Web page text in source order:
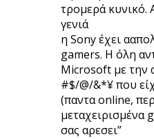
τρομερά κυνικό.
γενιά
η Sony έχει
gamers. Η όλη
Microsoft με την
#$/@/&*¥ που
(παντα online,
μεταχειρισμένα
σας αρεσει”